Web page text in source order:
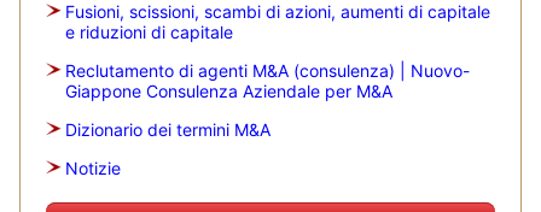
Fusioni, scissioni, scambi di azioni, aumenti di capitale
e riduzioni di capitale
Reclutamento di agenti M&A (consulenza) | Nuovo-
Giappone Consulenza Aziendale per M&A
Dizionario dei termini M&A
Notizie